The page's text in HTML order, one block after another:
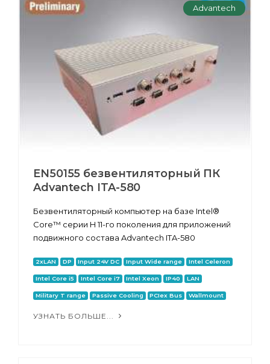
Advantech
EN50155 безвентиляторный ПК
Advantech ITA-580
Безвентиляторный компьютер на базе Intel®
Core™ серии H 11-го поколения для приложений
подвижного состава Advantech ITA-580
2xLAN DP Input 24V DC Input Wide range Intel Celeron
Intel Core i5 Intel Core i7 Intel Xeon IP40 LAN
Military T range Passive Cooling PCIex Bus Wallmount
УЗНАТЬ БОЛЬШЕ...